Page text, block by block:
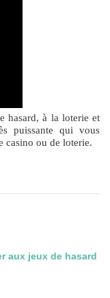
hasard, à la loterie et
puissante qui vous
casino ou de loterie.
aux jeux de hasard